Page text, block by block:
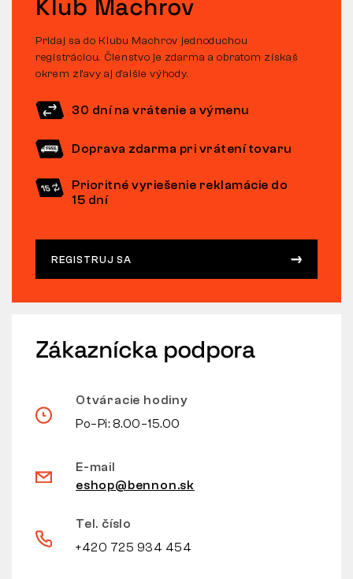
Klub Machrov
Pridaj sa do Klubu Machrov jednoduchou
registráciou. Členstvo je zdarma a obratom získaš
okrem zľavy aj ďalšie výhody.
30 dní na vrátenie a výmenu
Doprava zdarma pri vrátení tovaru
Prioritné vyriešenie reklamácie do
15 dní
REGISTRUJ SA
Zákaznícka podpora
Otváracie hodiny
Po–Pi: 8.00–15.00
E-mail
eshop@bennon.sk
Tel. číslo
+420 725 934 454